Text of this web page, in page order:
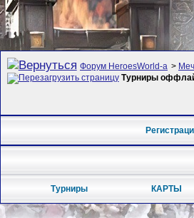
Форум HeroesWorld-а >
Турниры
Турниры КАРТЫ